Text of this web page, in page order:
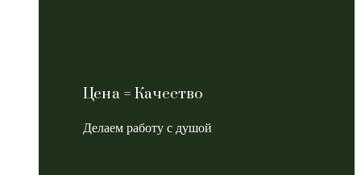
Цена = Качество
Делаем работу с душой